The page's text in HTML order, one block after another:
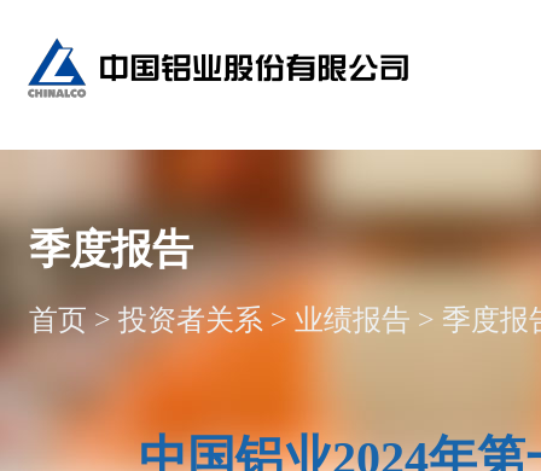
季度报告
首页 > 投资者关系 > 业绩报告 > 季度报
中国铝业2024年